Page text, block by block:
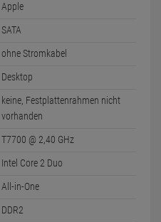
Apple
SATA
ohne Stromkabel
Desktop
keine, Festplattenrahmen nicht
vorhanden
T7700 @ 2,40 GHz
Intel Core 2 Duo
All-in-One
DDR2